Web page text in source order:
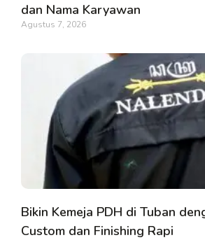
dan Nama Karyawan
Agustus 7, 2026
Bikin Kemeja PDH di Tuban
Custom dan Finishing Rapi